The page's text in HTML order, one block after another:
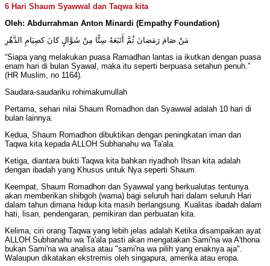
6 Hari Shaum Syawwal dan Taqwa kita
Oleh: Abdurrahman Anton Minardi (Empathy Foundation)
مَنْ صَامَ رَمَضانَ ثُمَّ أَتَبَعَهُ سِتًّا مِنْ شَوَّالٍ كانَ كصِيَامِ الدَّهْرِ
“Siapa yang melakukan puasa Ramadhan lantas ia ikutkan dengan puasa
enam hari di bulan Syawal, maka itu seperti berpuasa setahun penuh.”
(HR Muslim, no 1164).
Saudara-saudariku rohimakumullah
Pertama, sehari nilai Shaum Romadhon dan Syawwal adalah 10 hari di
bulan lainnya.
Kedua, Shaum Romadhon dibuktikan dengan peningkatan iman dan
Taqwa kita kepada ALLOH Subhanahu wa Ta'ala.
Ketiga, diantara bukti Taqwa kita bahkan riyadhoh Ihsan kita adalah
dengan ibadah yang Khusus untuk Nya seperti Shaum.
Keempat, Shaum Romadhon dan Syawwal yang berkualutas tentunya
akan memberikan shibgoh (warna) bagi seluruh hari dalam seluruh Hari
dalam tahun dimana hidup kita masih berlangsung. Kualitas ibadah dalam
hati, lisan, pendengaran, pemikiran dan perbuatan kita.
Kelima, ciri orang Taqwa yang lebih jelas adalah Ketika disampaikan ayat
ALLOH Subhanahu wa Ta'ala pasti akan mengatakan Sami'na wa A'thona
bukan Sami'na wa analisa atau "sami'na wa pilih yang enaknya aja".
Walaupun dikatakan ekstremis oleh singapura, amerika atau eropa.